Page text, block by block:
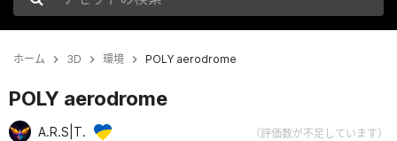
アセットの検索
ホーム 3D 環境 POLY aerodrome
POLY aerodrome
A.R.S|T. （評価数が不足しています）